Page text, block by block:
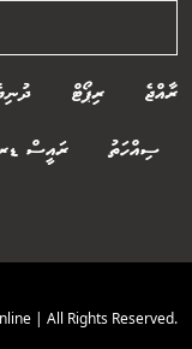
ރާއްޖެ ރިޕޯޓް
ސިއްހަތު ރައީސް
| All Rights Reserved.